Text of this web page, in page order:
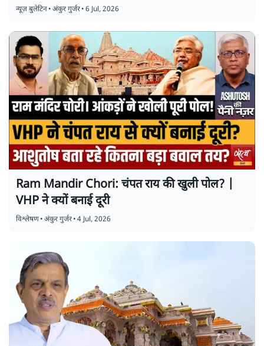
न्यूज़ बुलेटिन•अंकुर गुर्जर•6 Jul, 2026
Ram Mandir Chori: चंपत राय की खुली पोल? |
VHP ने क्यों बनाई दूरी
विश्लेषण•अंकुर गुर्जर•4 Jul, 2026